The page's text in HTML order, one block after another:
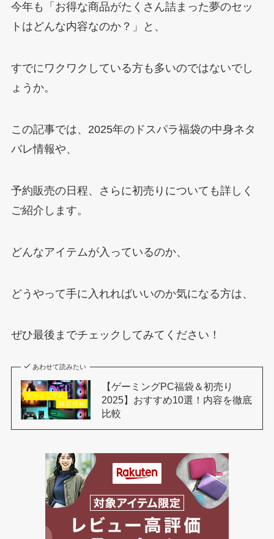
今年も「お得な商品がたくさん詰まった夢のセッ
トはどんな内容なのか？」と、
すでにワクワクしている方も多いのではないでし
ょうか。
この記事では、2025年のドスパラ福袋の中身ネタ
バレ情報や、
予約販売の日程、さらに初売りについても詳しく
ご紹介します。
どんなアイテムが入っているのか、
どうやって手に入れればいいのか気になる方は、
ぜひ最後までチェックしてみてください！
あわせて読みたい
【ゲーミングPC福袋＆初売り
2025】おすすめ10選！内容を徹底
比較